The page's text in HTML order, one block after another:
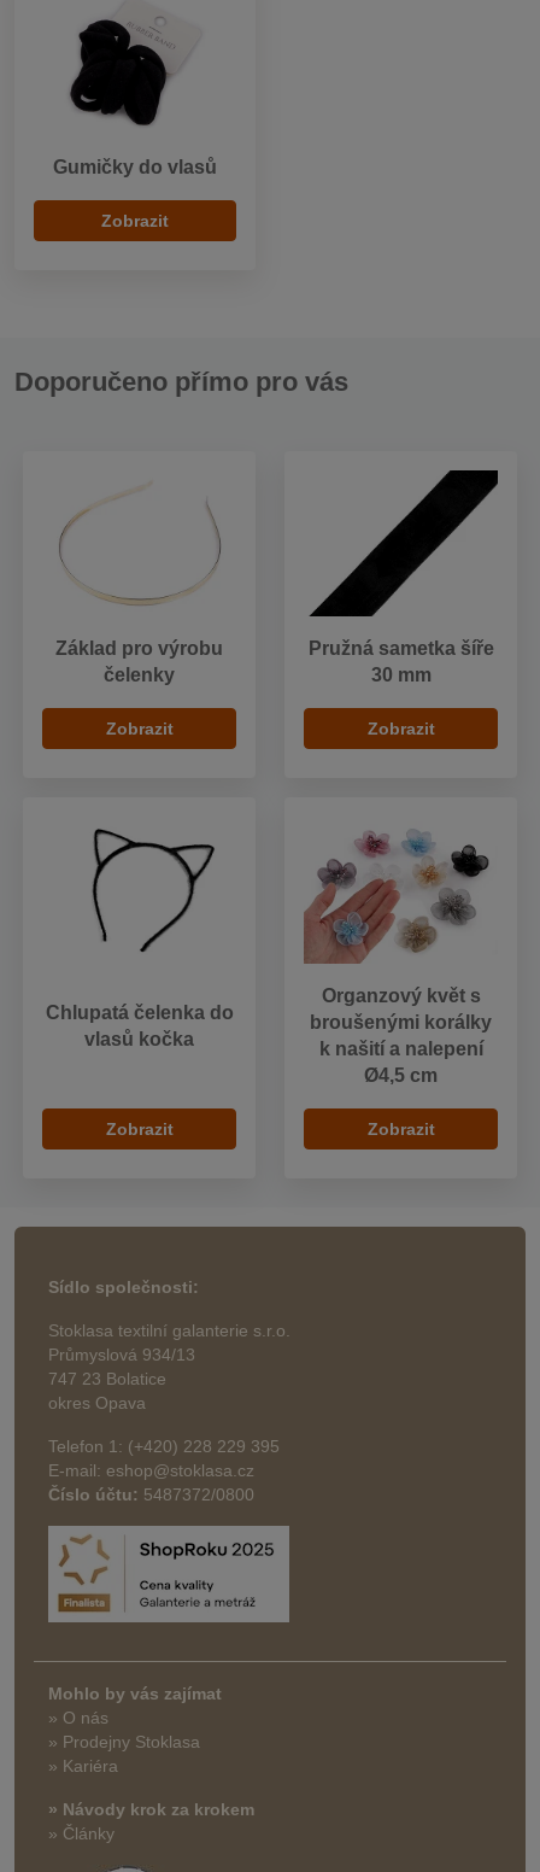
Gumičky do vlasů
Zobrazit
Doporučeno přímo pro vás
Základ pro výrobu
čelenky
Zobrazit
Pružná sametka šíře
30 mm
Zobrazit
Chlupatá čelenka do
vlasů kočka
Zobrazit
Organzový květ s
broušenými korálky
k našití a nalepení
Ø4,5 cm
Zobrazit
Sídlo společnosti:
Stoklasa textilní galanterie s.r.o.
Průmyslová 934/13
747 23 Bolatice
okres Opava
Telefon 1: (+420) 228 229 395
E-mail: eshop@stoklasa.cz
Číslo účtu: 5487372/0800
Mohlo by vás zajímat
» O nás
» Prodejny Stoklasa
» Kariéra
» Návody krok za krokem
» Články